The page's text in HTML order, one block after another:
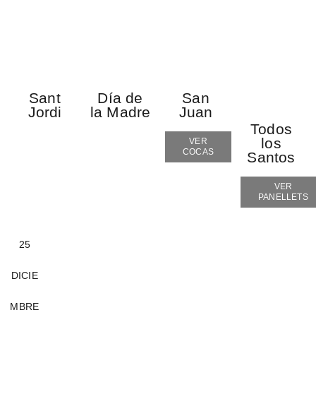
Sant
Jordi
Día de
la Madre
San
Juan
VER
COCAS
Todos
los
Santos
VER
PANELLETS
25
DICIE
MBRE